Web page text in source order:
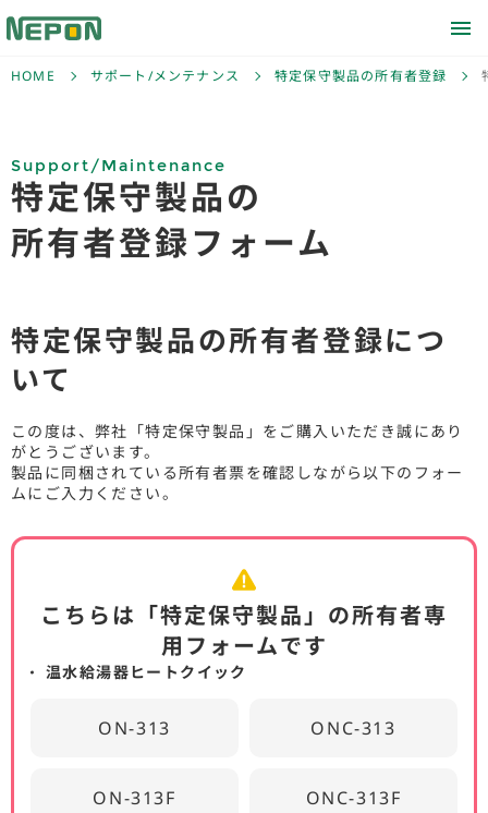
HOME サポート/メンテナンス 特定保守製品の所有者登録
Support/Maintenance
特定保守製品の
所有者登録フォーム
特定保守製品の所有者登録につ
いて
この度は、弊社「特定保守製品」をご購入いただき誠にあり
がとうございます。
製品に同梱されている所有者票を確認しながら以下のフォー
ムにご入力ください。
こちらは「特定保守製品」の所有者専
用フォームです
温水給湯器ヒートクイック
ON-313 ONC-313
ON-313F ONC-313F